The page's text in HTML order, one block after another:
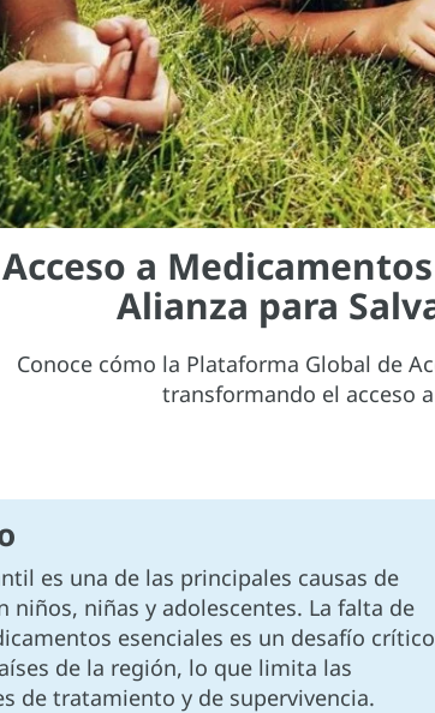
Acceso a
Alianza para
Conoce cómo la Plataforma Global de
transformando el acceso
es una de las principales causas de
niños, niñas y adolescentes. La falta de
esenciales es un desafío crítico
de la región, lo que limita las
de tratamiento y de supervivencia.